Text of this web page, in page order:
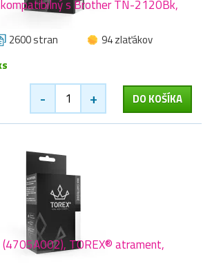
s Brother TN-2120Bk,
2600 stran
94 zlaťákov
- + DO KOŠÍKA
(4705A002), TOREX® atrament,